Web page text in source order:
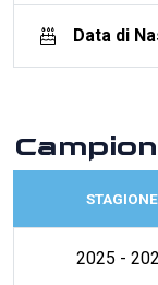
Data di
STAGIONE
2025 -